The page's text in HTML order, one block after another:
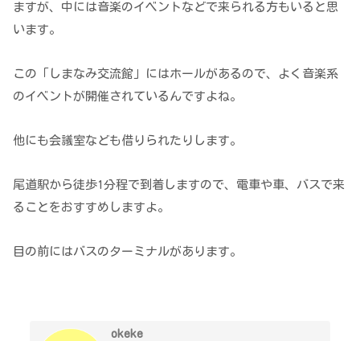
ますが、中には音楽のイベントなどで来られる方もいると思
います。
この「しまなみ交流館」にはホールがあるので、よく音楽系
のイベントが開催されているんですよね。
他にも会議室なども借りられたりします。
尾道駅から徒歩1分程で到着しますので、電車や車、バスで来
ることをおすすめしますよ。
目の前にはバスのターミナルがあります。
okeke